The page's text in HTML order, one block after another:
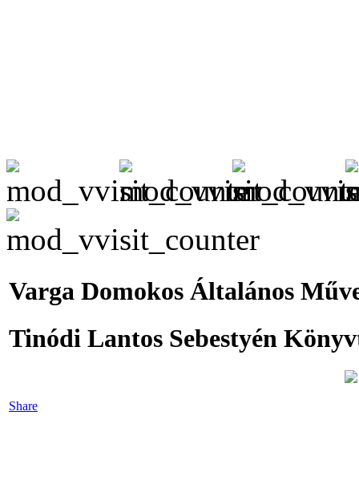
Varga Domokos Általános
Tinódi Lantos Sebestyén
Share